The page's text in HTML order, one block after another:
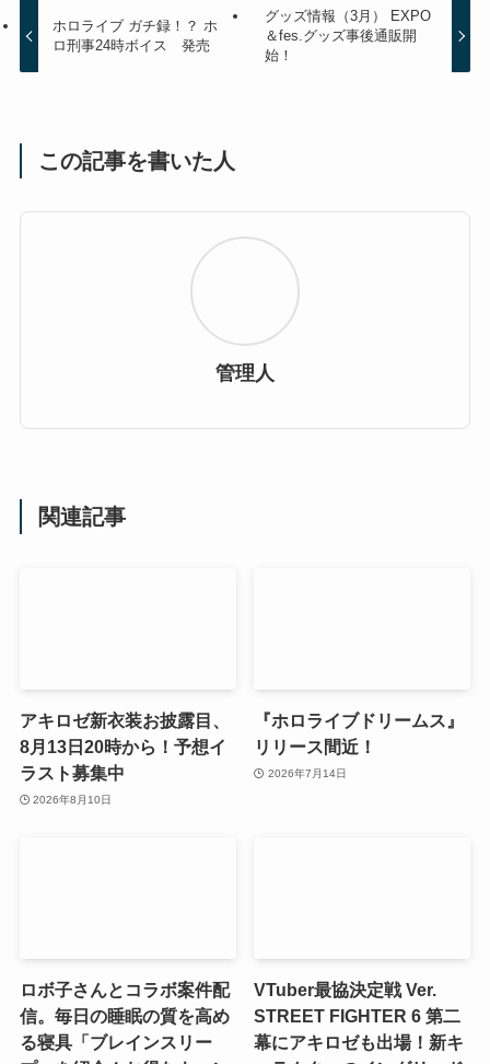
ホロライブ ガチ録！？ ホ
ロ刑事24時ボイス 発売
グッズ情報（3月） EXPO
＆fes.グッズ事後通販開
始！
この記事を書いた人
管理人
関連記事
アキロゼ新衣装お披露目、
8月13日20時から！予想イ
ラスト募集中
2026年8月10日
『ホロライブドリームス』
リリース間近！
2026年7月14日
ロボ子さんとコラボ案件配
信。毎日の睡眠の質を高め
る寝具「ブレインスリー
VTuber最協決定戦 Ver.
STREET FIGHTER 6 第二
幕にアキロゼも出場！新キ